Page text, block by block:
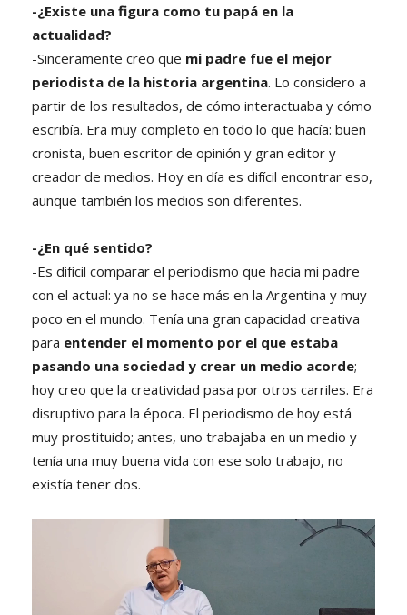
-¿Existe una figura como tu papá en la
actualidad?
-Sinceramente creo que mi padre fue el mejor
periodista de la historia argentina. Lo considero a
partir de los resultados, de cómo interactuaba y cómo
escribía. Era muy completo en todo lo que hacía: buen
cronista, buen escritor de opinión y gran editor y
creador de medios. Hoy en día es difícil encontrar eso,
aunque también los medios son diferentes.
-¿En qué sentido?
-Es difícil comparar el periodismo que hacía mi padre
con el actual: ya no se hace más en la Argentina y muy
poco en el mundo. Tenía una gran capacidad creativa
para entender el momento por el que estaba
pasando una sociedad y crear un medio acorde;
hoy creo que la creatividad pasa por otros carriles. Era
disruptivo para la época. El periodismo de hoy está
muy prostituido; antes, uno trabajaba en un medio y
tenía una muy buena vida con ese solo trabajo, no
existía tener dos.